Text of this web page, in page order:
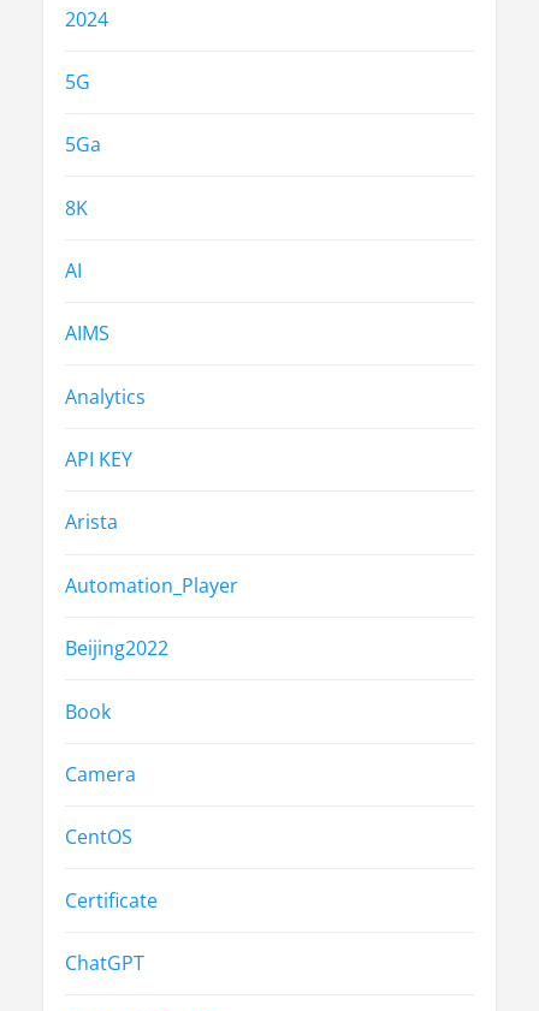
2024
5G
5Ga
8K
AI
AIMS
Analytics
API KEY
Arista
Automation_Player
Beijing2022
Book
Camera
CentOS
Certificate
ChatGPT